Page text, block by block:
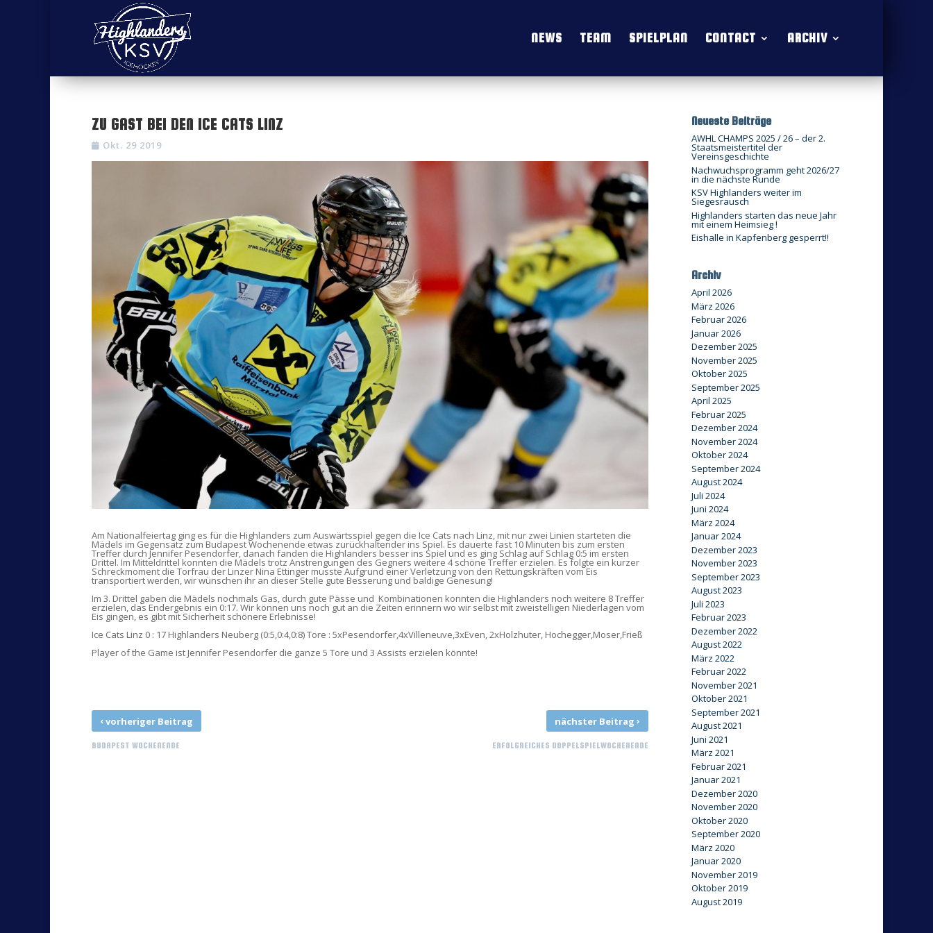
NEWS TEAM SPIELPLAN CONTACT ARCHIV
ZU GAST BEI DEN ICE CATS LINZ
Okt. 29 2019
Am Nationalfeiertag ging es für die Highlanders zum Auswärtsspiel gegen die Ice Cats nach Linz, mit nur zwei Linien starteten die
Mädels im Gegensatz zum Budapest Wochenende etwas zurückhaltender ins Spiel. Es dauerte fast 10 Minuten bis zum ersten
Treffer durch Jennifer Pesendorfer, danach fanden die Highlanders besser ins Spiel und es ging Schlag auf Schlag 0:5 im ersten
Drittel. Im Mitteldrittel konnten die Mädels trotz Anstrengungen des Gegners weitere 4 schöne Treffer erzielen. Es folgte ein kurzer
Schreckmoment die Torfrau der Linzer Nina Ettinger musste Aufgrund einer Verletzung von den Rettungskräften vom Eis
transportiert werden, wir wünschen ihr an dieser Stelle gute Besserung und baldige Genesung!
Im 3. Drittel gaben die Mädels nochmals Gas, durch gute Pässe und Kombinationen konnten die Highlanders noch weitere 8 Treffer
erzielen, das Endergebnis ein 0:17. Wir können uns noch gut an die Zeiten erinnern wo wir selbst mit zweistelligen Niederlagen vom
Eis gingen, es gibt mit Sicherheit schönere Erlebnisse!
Ice Cats Linz 0 : 17 Highlanders Neuberg (0:5,0:4,0:8) Tore : 5xPesendorfer,4xVilleneuve,3xEven, 2xHolzhuter, Hochegger,Moser,Frieß
Player of the Game ist Jennifer Pesendorfer die ganze 5 Tore und 3 Assists erzielen könnte!
‹vorheriger Beitrag
BUDAPEST WOCHENENDE
nächster Beitrag ›
ERFOLGREICHES DOPPELSPIELWOCHENENDE
Neueste Beiträge
AWHL CHAMPS 2025 / 26 – der 2.
Staatsmeistertitel der
Vereinsgeschichte
Nachwuchsprogramm geht 2026/27
in die nächste Runde
KSV Highlanders weiter im
Siegesrausch
Highlanders starten das neue Jahr
mit einem Heimsieg !
Eishalle in Kapfenberg gesperrt!!
Archiv
April 2026
März 2026
Februar 2026
Januar 2026
Dezember 2025
November 2025
Oktober 2025
September 2025
April 2025
Februar 2025
Dezember 2024
November 2024
Oktober 2024
September 2024
August 2024
Juli 2024
Juni 2024
März 2024
Januar 2024
Dezember 2023
November 2023
September 2023
August 2023
Juli 2023
Februar 2023
Dezember 2022
August 2022
März 2022
Februar 2022
November 2021
Oktober 2021
September 2021
August 2021
Juni 2021
März 2021
Februar 2021
Januar 2021
Dezember 2020
November 2020
Oktober 2020
September 2020
März 2020
Januar 2020
November 2019
Oktober 2019
August 2019